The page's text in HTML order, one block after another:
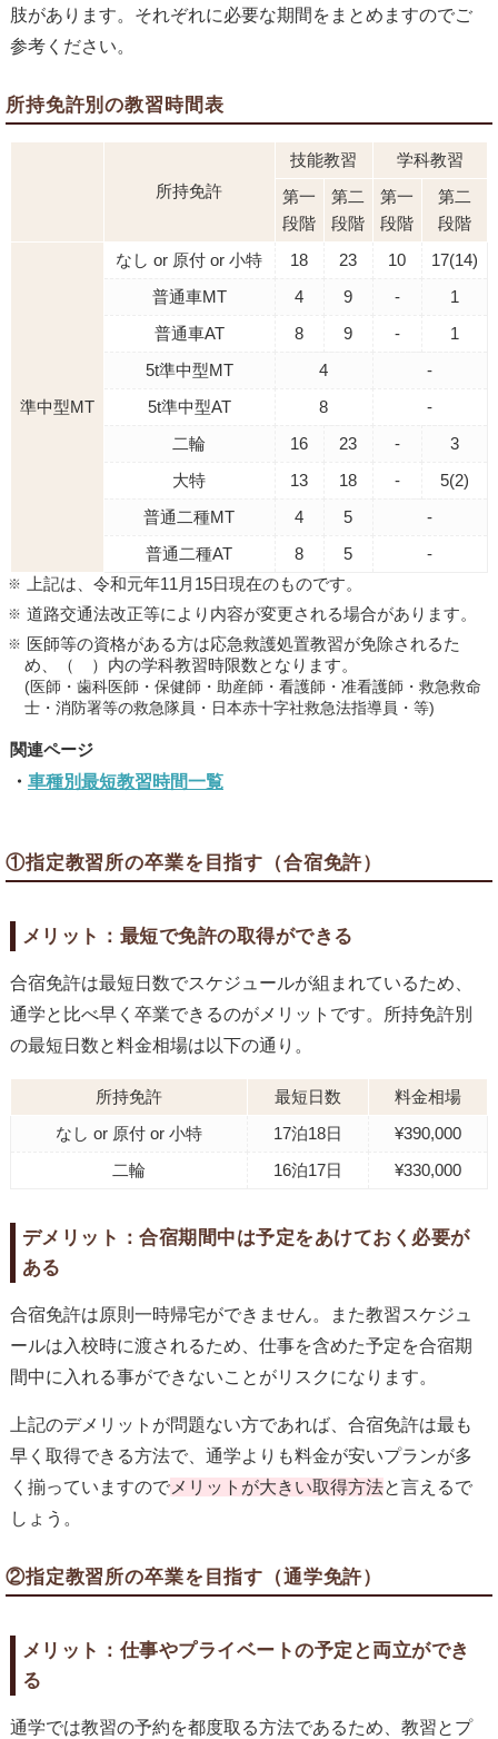
肢があります。それぞれに必要な期間をまとめますのでご
参考ください。
所持免許別の教習時間表
所持免許
技能教習
学科教習
第一
段階
第二
段階
第一
段階
第二
段階
準中型MT
なし or 原付 or 小特 18 23 10
17(14)
普通車MT
4 9 -
1
普通車AT
8 9 -
1
5t準中型MT
4
-
5t準中型AT
8
-
二輪
16 23 -
3
大特
13 18 -
5(2)
普通二種MT
4 5
-
普通二種AT
8 5
-
上記は、令和元年11月15日現在のものです。
道路交通法改正等により内容が変更される場合があります。
医師等の資格がある方は応急救護処置教習が免除されるた
め、（ ）内の学科教習時限数となります。
(医師・歯科医師・保健師・助産師・看護師・准看護師・救急救命
士・消防署等の救急隊員・日本赤十字社救急法指導員・等)
車種別最短教習時間一覧
①指定教習所の卒業を目指す（合宿免許）
メリット：最短で免許の取得ができる
合宿免許は最短日数でスケジュールが組まれているため、
通学と比べ早く卒業できるのがメリットです。所持免許別
の最短日数と料金相場は以下の通り。
所持免許 最短日数
料金相場
なし or 原付 or 小特
17泊18日
¥390,000
二輪
16泊17日 ¥330,000
デメリット：合宿期間中は予定をあけておく必要が
ある
合宿免許は原則一時帰宅ができません。また教習スケジュ
ールは入校時に渡されるため、仕事を含めた予定を合宿期
間中に入れる事ができないことがリスクになります。
上記のデメリットが問題ない方であれば、合宿免許は最も
早く取得できる方法で、通学よりも料金が安いプランが多
く揃っていますのでメリットが大きい取得方法と言えるで
しょう。
②指定教習所の卒業を目指す（通学免許）
メリット：仕事やプライベートの予定と両立ができ
る
通学では教習の予約を都度取る方法であるため、教習とプ